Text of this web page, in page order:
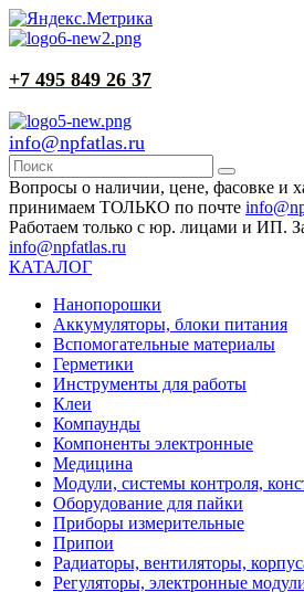
+7 495 849 26 37
info@npfatlas.ru
Вопросы о наличии, цене, фасовке и
принимаем ТОЛЬКО по почте
Работаем только с юр. лицами и ИП.
info@npfatlas.ru
КАТАЛОГ
Нанопорошки
Аккумуляторы, блоки питания
Вспомогательные материалы
Герметики
Инструменты для работы
Клеи
Компаунды
Компоненты электронные
Медицина
Модули, системы контроля,
Оборудование для пайки
Приборы измерительные
Припои
Радиаторы, вентиляторы,
Регуляторы, электронные